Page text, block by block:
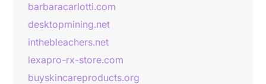
barbaracarlotti.com
desktopmining.net
inthebleachers.net
lexapro-rx-store.com
buyskincareproducts.org